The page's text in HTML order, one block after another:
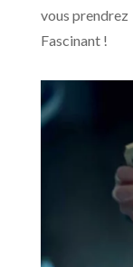
vous prendrez
Fascinant !